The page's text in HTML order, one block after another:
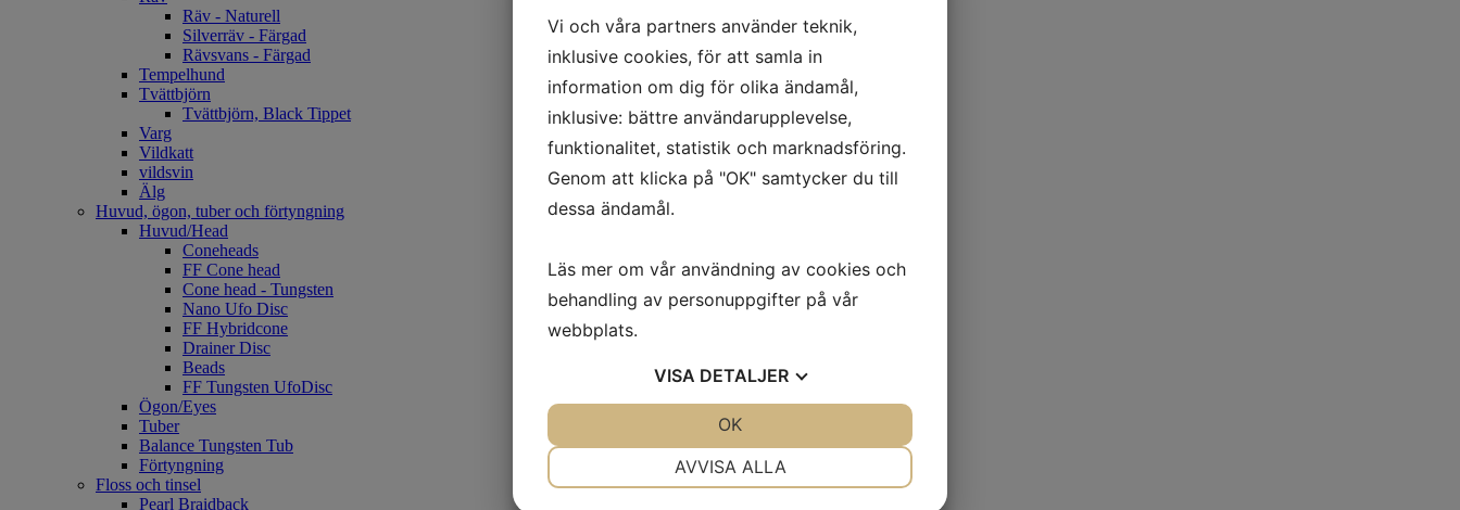
Räv - Naturell
Silverräv - Färgad
Rävsvans - Färgad
Tempelhund
Tvättbjörn
Tvättbjörn, Black Tippet
Varg
Vildkatt
vildsvin
Älg
Huvud, ögon, tuber och förtyngning
Huvud/Head
Coneheads
FF Cone head
Cone head - Tungsten
Nano Ufo Disc
FF Hybridcone
Drainer Disc
Beads
FF Tungsten UfoDisc
Ögon/Eyes
Tuber
Balance Tungsten Tub
Förtyngning
Floss och tinsel
Pearl Braidback
Vi och våra partners använder teknik,
inklusive cookies, för att samla in
information om dig för olika ändamål,
inklusive: bättre användarupplevelse,
funktionalitet, statistik och marknadsföring.
Genom att klicka på "OK" samtycker du till
dessa ändamål.
Läs mer om vår användning av cookies och
behandling av personuppgifter på vår
webbplats.
VISA DETALJER
AVVISA ALLA
OK